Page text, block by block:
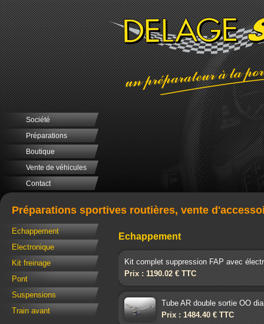
Société
Préparations
Boutique
Vente de véhicules
Contact
Préparations sportives routières, vente
Echappement
Electronique
Kit freinage
Pont
Suspensions
Train avant
Echappement
Kit complet suppression FAP avec
Prix : 1190.02 € TTC
Tube AR double sortie OO
Prix : 1484.40 € TTC